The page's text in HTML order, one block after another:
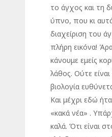
το άγχος και τη
ύπνο, που κι
διαχείριση του
πλήρη εικόνα!
κάνουμε εμείς
λάθος. Ούτε
βιολογία
Και μέχρι εδώ
«κακά νέα» .
καλά. Ότι είναι